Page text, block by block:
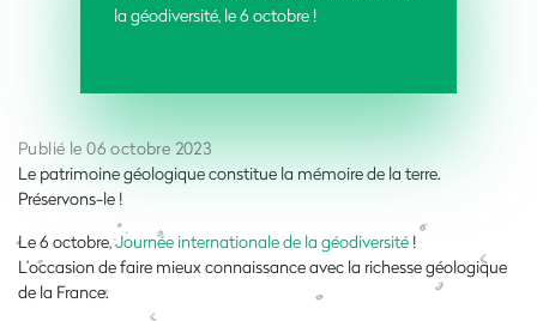
la géodiversité, le 6 octobre !
Publié le 06 octobre 2023
Le patrimoine géologique constitue la mémoire de la terre.
Préservons-le !
Le 6 octobre,Journée internationale de la géodiversité !
L’occasion de faire mieux connaissance avec la richesse géologique
de la France.